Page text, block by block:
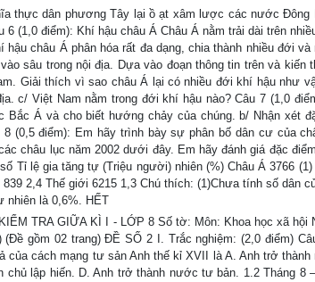
thực dân phương Tây lại ồ ạt xâm lược các nước Đông
6 (1,0 điểm): Khí hậu châu Á Châu Á nằm trải dài trên
châu Á phân hóa rất đa dạng, chia thành nhiều đới
sâu trong nội địa. Dựa vào đoạn thông tin trên và
Giải thích vì sao châu Á lại có nhiều đới khí hậu như
c/ Việt Nam nằm trong đới khí hậu nào? Câu 7 (1,0
Á và cho biết hướng chảy của chúng. b/ Nhận xét
(0,5 điểm): Em hãy trình bày sự phân bố dân cư của
châu lục năm 2002 dưới đây. Em hãy đánh giá đặc
Tỉ lệ gia tăng tự (Triệu người) nhiên (%) Châu Á 3766
2,4 Thế giới 6215 1,3 Chú thích: (1)Chưa tính số dân
nhiên là 0,6%. HẾT
TRA GIỮA KÌ I - LỚP 8 Số tờ: Môn: Khoa học xã hội
(Đề gồm 02 trang) ĐỀ SỐ 2 I. Trắc nghiệm: (2,0 điểm)
của cách mạng tư sản Anh thế kỉ XVII là A. Anh trở
chủ lập hiến. D. Anh trở thành nước tư bản. 1.2 Tháng 8